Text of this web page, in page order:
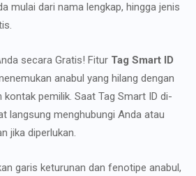
mulai dari nama lengkap, hingga jenis
secara Gratis! Fitur Tag Smart ID
anabul yang hilang dengan
pemilik. Saat Tag Smart ID di-
langsung menghubungi Anda atau
jika diperlukan.
garis keturunan dan fenotipe anabul,